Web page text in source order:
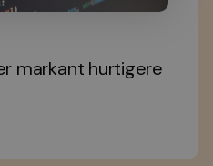
markant hurtigere